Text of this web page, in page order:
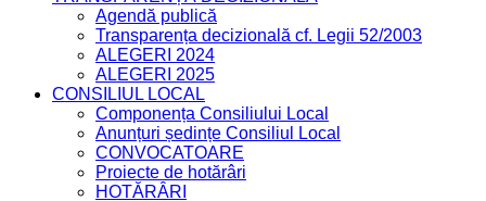
Agendă publică
Transparența decizională cf. Legii 52/2003
ALEGERI 2024
ALEGERI 2025
CONSILIUL LOCAL
Componența Consiliului Local
Anunțuri ședințe Consiliul Local
CONVOCATOARE
Proiecte de hotărâri
HOTĂRÂRI